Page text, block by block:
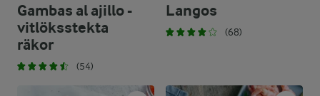
Gambas al ajillo -
vitlöksstekta
räkor
(54)
Langos
(68)